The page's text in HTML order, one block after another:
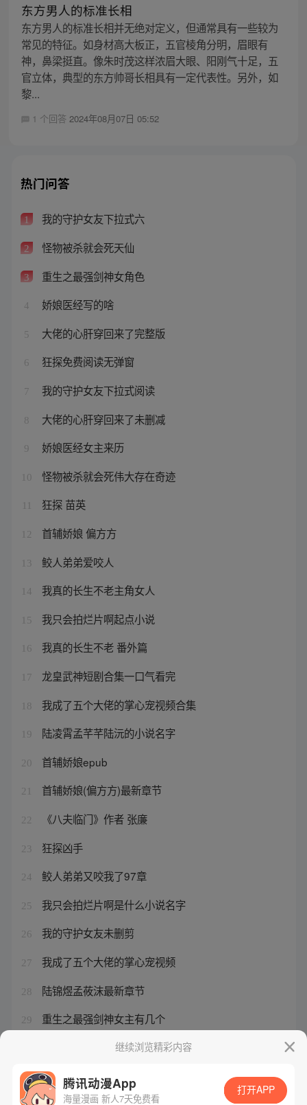
东方男人的标准长相
东方男人的标准长相并无绝对定义，但通常具有一些较为
常见的特征。如身材高大板正，五官棱角分明，眉眼有
神，鼻梁挺直。像朱时茂这样浓眉大眼、阳刚气十足，五
官立体，典型的东方帅哥长相具有一定代表性。另外，如
黎...
1 个回答 2024年08月07日 05:52
热门问答
1 我的守护女友下拉式六
2 怪物被杀就会死天仙
3 重生之最强剑神女角色
4 娇娘医经写的啥
5 大佬的心肝穿回来了完整版
6 狂探免费阅读无弹窗
7 我的守护女友下拉式阅读
8 大佬的心肝穿回来了未删减
9 娇娘医经女主来历
10 怪物被杀就会死伟大存在奇迹
狂探 苗英
12 首辅娇娘 偏方方
13 鲛人弟弟爱咬人
14 我真的长生不老主角女人
15 我只会拍烂片啊起点小说
16 我真的长生不老 番外篇
17 龙皇武神短剧合集一口气看完
18 我成了五个大佬的掌心宠视频合集
19 陆凌霄孟芊芊陆沅的小说名字
20 首辅娇娘epub
21 首辅娇娘(偏方方)最新章节
22 《八夫临门》作者 张廉
23 狂探凶手
24 鲛人弟弟又咬我了97章
25 我只会拍烂片啊是什么小说名字
26 我的守护女友未删剪
27 我成了五个大佬的掌心宠视频
28 陆锦煜孟莜沫最新章节
29 重生之最强剑神女主有几个
继续浏览精彩内容
腾讯动漫App
海量漫画 新人7天免费看
打开APP